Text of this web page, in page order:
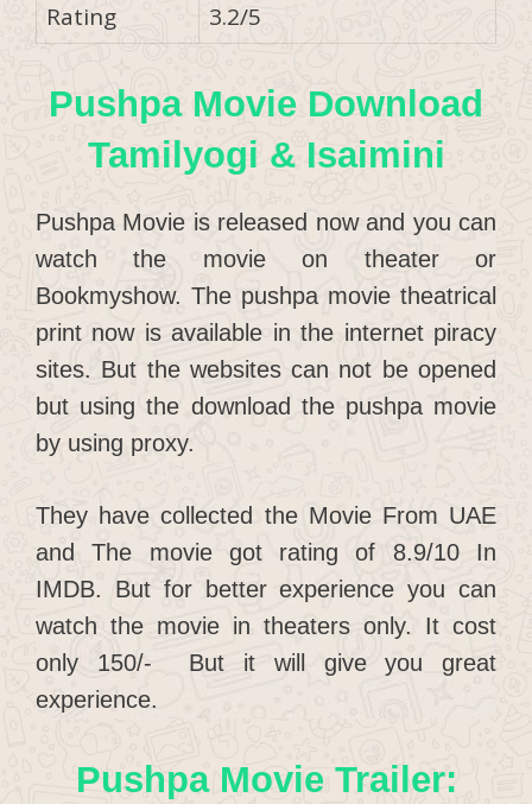
Rating
3.2/5
Pushpa Movie Download
Tamilyogi & Isaimini
Pushpa Movie is released now and you can
watch the movie on theater or
Bookmyshow. The pushpa movie theatrical
print now is available in the internet piracy
sites. But the websites can not be opened
but using the download the pushpa movie
by using proxy.
They have collected the Movie From UAE
and The movie got rating of 8.9/10 In
IMDB. But for better experience you can
watch the movie in theaters only. It cost
only 150/- But it will give you great
experience.
Pushpa Movie Trailer: